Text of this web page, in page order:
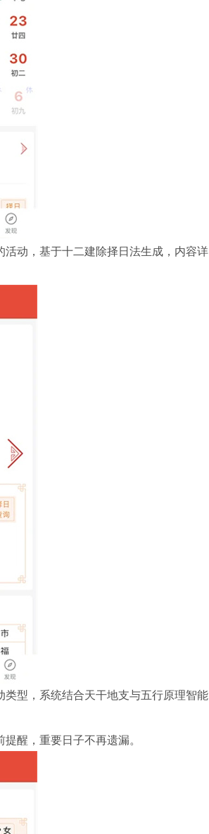
动，基于十二建除择日法生成，内容详
型，系统结合天干地支与五行原理智能
醒，重要日子不再遗漏。